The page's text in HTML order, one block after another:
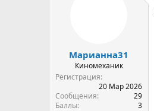
Марианна31
Киномеханик
Регистрация
20 Мар 2026
Сообщения
29
Баллы
3